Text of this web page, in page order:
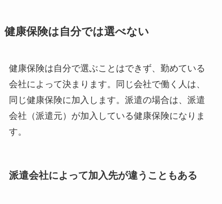
健康保険は自分では選べない
健康保険は自分で選ぶことはできず、勤めている
会社によって決まります。同じ会社で働く人は、
同じ健康保険に加入します。派遣の場合は、派遣
会社（派遣元）が加入している健康保険になりま
す。
派遣会社によって加入先が違うこともある